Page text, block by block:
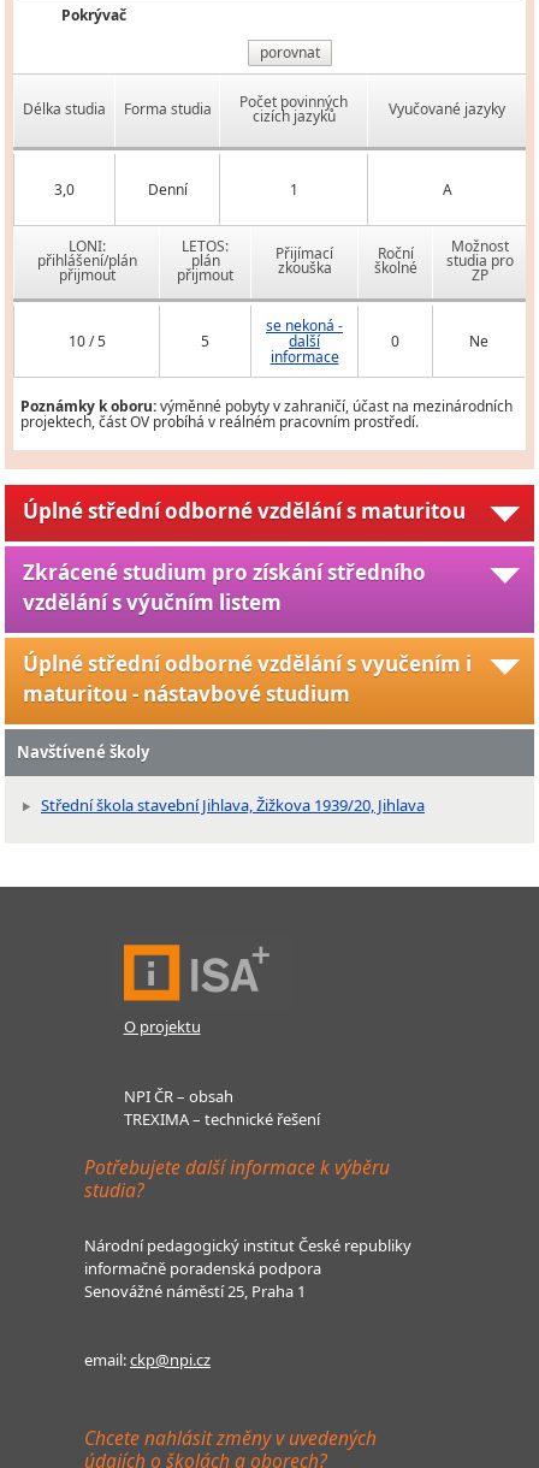
Pokrývač
porovnat
Délka studia Forma studia Počet povinných
cizích jazyků Vyučované jazyky
3,0 Denní 1 A
LONI:
přihlášení/plán
přijmout
LETOS:
plán
přijmout
Přijímací
zkouška
Roční
školné
Možnost
studia pro
ZP
10 / 5 5
se nekoná -
další
informace
0 Ne
Poznámky k oboru:výměnné pobyty v zahraničí, účast na mezinárodních
projektech, část OV probíhá v reálném pracovním prostředí.
Úplné střední odborné vzdělání s maturitou
Zkrácené studium pro získání středního
vzdělání s výučním listem
Úplné střední odborné vzdělání s vyučením i
maturitou - nástavbové studium
Navštívené školy
Střední škola stavební Jihlava, Žižkova 1939/20, Jihlava
O projektu
NPI ČR – obsah
TREXIMA – technické řešení
Potřebujete další informace k výběru
studia?
Národní pedagogický institut České republiky
informačně poradenská podpora
Senovážné náměstí 25, Praha 1
email:ckp@npi.cz
Chcete nahlásit změny v uvedených
údajích o školách a oborech?